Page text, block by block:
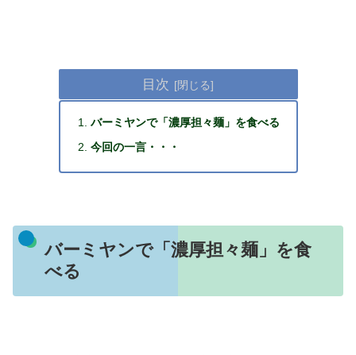
目次
バーミヤンで「濃厚担々麺」を食べる
今回の一言・・・
バーミヤンで「濃厚担々麺」を食
べる